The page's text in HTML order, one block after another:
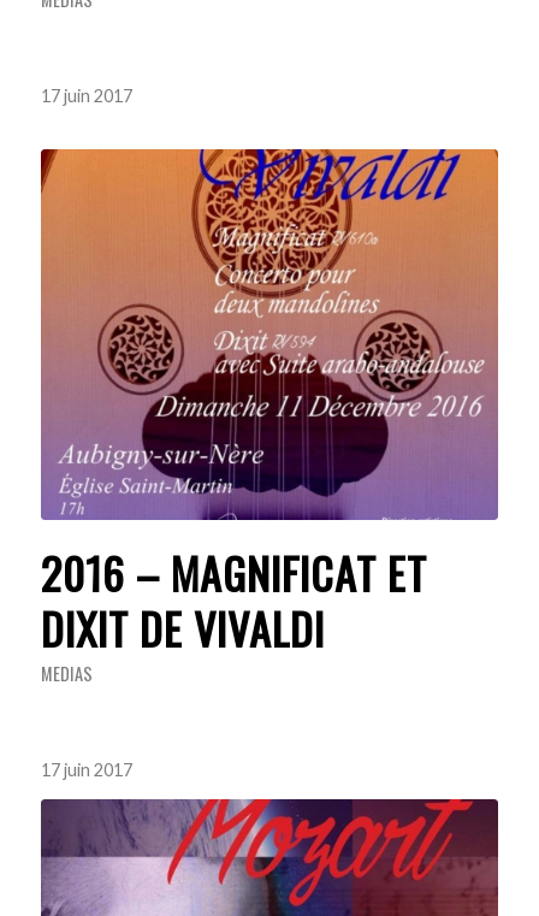
17 juin 2017
2016 – MAGNIFICAT ET
DIXIT DE VIVALDI
MEDIAS
17 juin 2017